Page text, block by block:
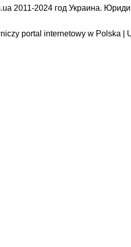
2011-2024 год Украина.
portal internetowy w Polska |